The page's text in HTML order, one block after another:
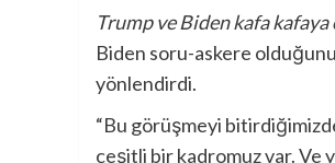
Trump ve Biden kafa
Biden soru-askere
yönlendirdi.
“Bu görüşmeyi
çeşitli bir kadromuz var. Ve